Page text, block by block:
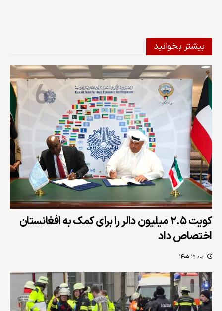
بیشتر بخوانید
کویت ۲.۵ میلیون دالر را برای کمک به افغانستان
اختصاص داد
اسد 15, 1405